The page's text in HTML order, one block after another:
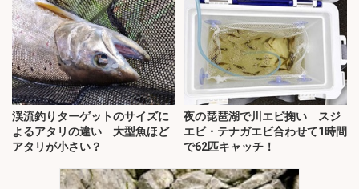
渓流釣りターゲットのサイズに
よるアタリの違い 大型魚ほど
アタリが小さい？
夜の琵琶湖で川エビ掬い スジ
エビ・テナガエビ合わせて1時間
で62匹キャッチ！